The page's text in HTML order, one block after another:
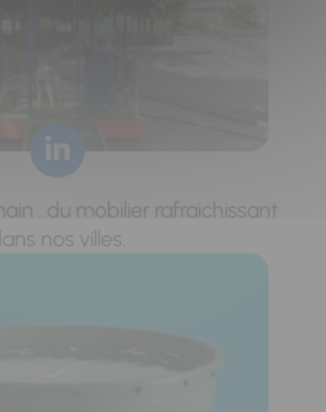
: du mobilier rafraichissant
nos villes.